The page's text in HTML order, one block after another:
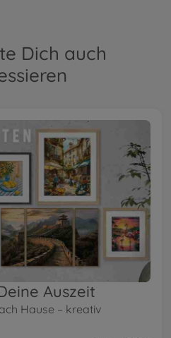
Dich auch
Auszeit
Hause – kreativ